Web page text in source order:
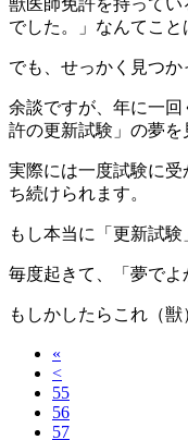
獣医師免許を持って
でした。」なんてこと
でも、せっかく見つか
余談ですが、年に一
許の更新試験」の夢を
実際には一度試験に
ち続けられます。
もし本当に「更新試験
毎度起きて、「夢でよ
もしかしたらこれ（獣
«
<
55
56
57